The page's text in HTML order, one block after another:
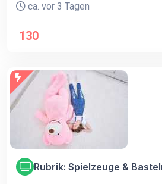
ca. vor 3 Tagen
130
Rubrik: Spielzeuge &